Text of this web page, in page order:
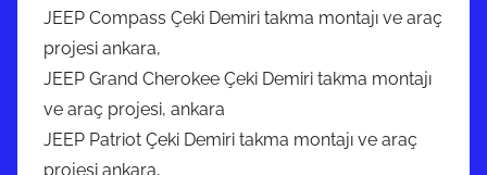
JEEP Compass Çeki Demiri takma montajı ve araç
projesi ankara,
JEEP Grand Cherokee Çeki Demiri takma montajı
ve araç projesi, ankara
JEEP Patriot Çeki Demiri takma montajı ve araç
projesi ankara,